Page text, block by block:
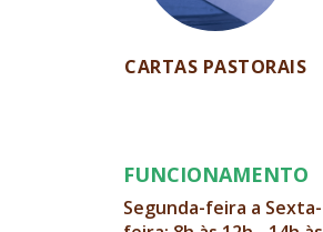
CARTAS PASTORAIS
FUNCIONAMENTO
Segunda-feira a Sexta-